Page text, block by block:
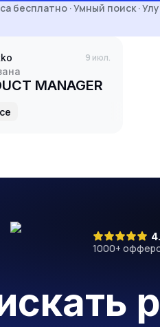
бесплатно · Умный поиск ·
9 июл.
MANAGER
1000+